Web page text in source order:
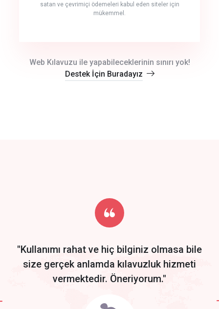
satan ve çevrimiçi ödemeleri kabul eden siteler için
mükemmel.
Start by trying our service for 30 days free trial no credit card
required.
Web Kılavuzu ile yapabileceklerinin sınırı yok!
Destek İçin Buradayız
"Kullanımı rahat ve hiç bilginiz olmasa bile
size gerçek anlamda kılavuzluk hizmeti
vermektedir. Öneriyorum."